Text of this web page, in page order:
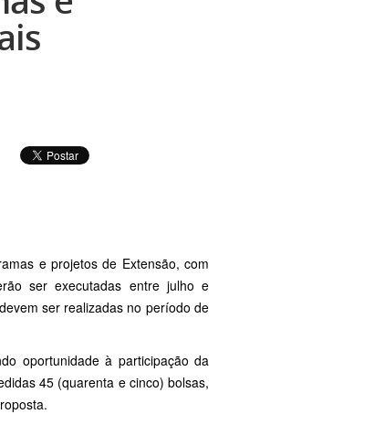
e projetos de Extensão, com
ser executadas entre julho e
devem ser realizadas no período de
oportunidade à participação da
45 (quarenta e cinco) bolsas,